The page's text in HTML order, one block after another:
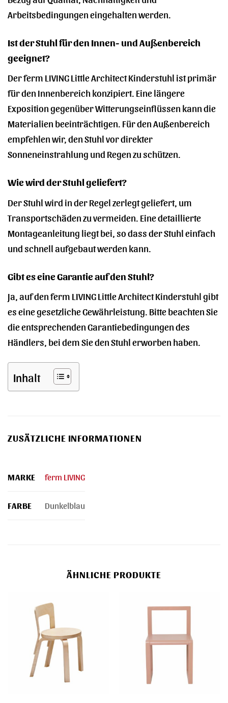
Arbeitsbedingungen eingehalten werden.
Ist der Stuhl für den Innen- und Außenbereich
geeignet?
Der ferm LIVING Little Architect Kinderstuhl ist primär
für den Innenbereich konzipiert. Eine längere
Exposition gegenüber Witterungseinflüssen kann die
Materialien beeinträchtigen. Für den Außenbereich
empfehlen wir, den Stuhl vor direkter
Sonneneinstrahlung und Regen zu schützen.
Wie wird der Stuhl geliefert?
Der Stuhl wird in der Regel zerlegt geliefert, um
Transportschäden zu vermeiden. Eine detaillierte
Montageanleitung liegt bei, so dass der Stuhl einfach
und schnell aufgebaut werden kann.
Gibt es eine Garantie auf den Stuhl?
Ja, auf den ferm LIVING Little Architect Kinderstuhl gibt
es eine gesetzliche Gewährleistung. Bitte beachten Sie
die entsprechenden Garantiebedingungen des
Händlers, bei dem Sie den Stuhl erworben haben.
Inhalt
ZUSÄTZLICHE INFORMATIONEN
MARKE ferm LIVING
FARBE Dunkelblau
ÄHNLICHE PRODUKTE